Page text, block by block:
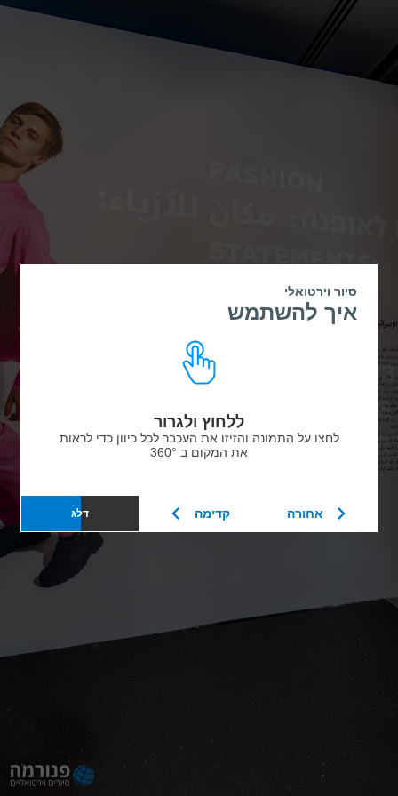
סיור וירטואלי
איך להשתמש
ללחוץ ולגרור
לחצו על התמונה והזיזו את העכבר לכל כיוון כדי לראות
את המקום ב 360°
אחורה קדימה דלג